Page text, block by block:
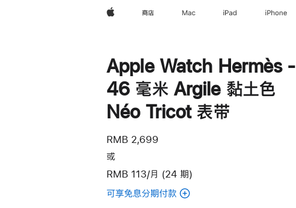
Apple 商店 Mac iPad iPhone
Apple Watch Hermès -
46 毫米 Argile 黏土色
Néo Tricot 表带
RMB 2,699
或
RMB 113/月 (24 期)
可享免息分期付款 (Apple